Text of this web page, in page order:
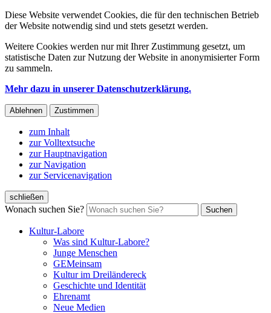
Diese Website verwendet Cookies, die für den technischen Betrieb
der Website notwendig sind und stets gesetzt werden.
Weitere Cookies werden nur mit Ihrer Zustimmung gesetzt, um
statistische Daten zur Nutzung der Website in anonymisierter Form
zu sammeln.
Mehr dazu in unserer Datenschutzerklärung.
Ablehnen Zustimmen
zum Inhalt
zur Volltextsuche
zur Hauptnavigation
zur Navigation
zur Servicenavigation
schließen
Wonach suchen Sie? Suchen
Kultur-Labore
Was sind Kultur-Labore?
Junge Menschen
GEMeinsam
Kultur im Dreiländereck
Geschichte und Identität
Ehrenamt
Neue Medien